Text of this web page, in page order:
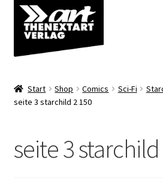
Zur
Navigation
springen
Zum
Inhalt
springen
Shop
Start Shop Comics Sci-Fi
seite 3 starchild 2 150
seite 3